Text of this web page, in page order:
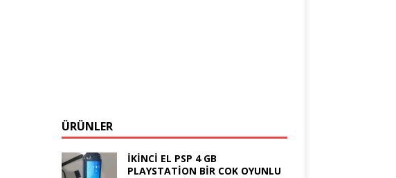
ÜRÜNLER
İKİNCİ EL PSP 4 GB
PLAYSTATİON BİR COK OYUNLU